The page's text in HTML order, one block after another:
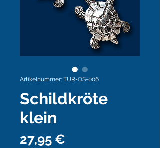
Artikelnummer: TUR-OS-006
Schildkröte
klein
27,95 €